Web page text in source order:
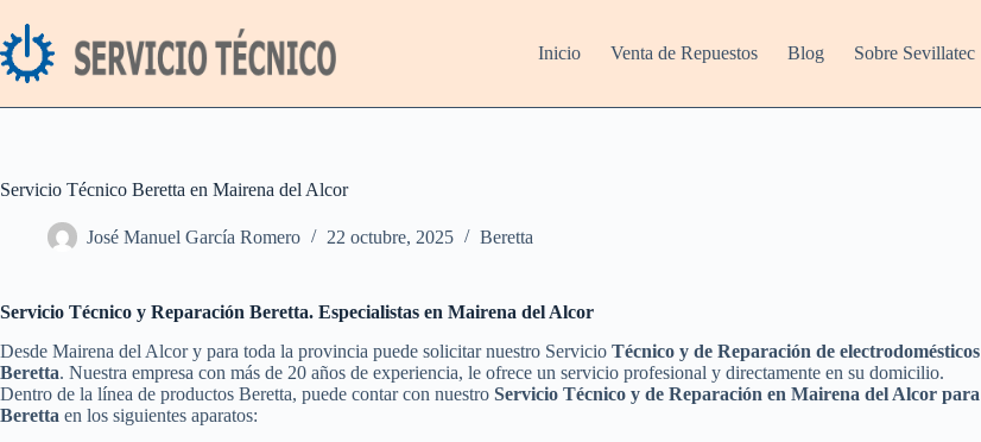
al
contenido
Inicio Venta de Repuestos Blog Sobre Sevillatec
Servicio Técnico Beretta en Mairena del Alcor
José Manuel García Romero 22 octubre, 2025 Beretta
Servicio Técnico y Reparación Beretta. Especialistas en Mairena del Alcor
Desde Mairena del Alcor y para toda la provincia puede solicitar nuestro Servicio Técnico y de Reparación de electrodomésticos
Beretta. Nuestra empresa con más de 20 años de experiencia, le ofrece un servicio profesional y directamente en su domicilio.
Dentro de la línea de productos Beretta, puede contar con nuestro Servicio Técnico y de Reparación en Mairena del Alcor para
Beretta en los siguientes aparatos: